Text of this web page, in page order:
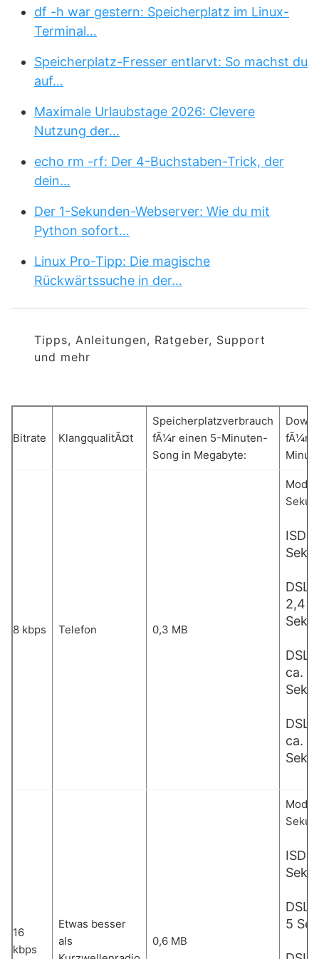
df -h war gestern: Speicherplatz im Linux-
Terminal…
Speicherplatz-Fresser entlarvt: So machst du
auf…
Maximale Urlaubstage 2026: Clevere
Nutzung der…
echo rm -rf: Der 4-Buchstaben-Trick, der
dein…
Der 1-Sekunden-Webserver: Wie du mit
Python sofort…
Linux Pro-Tipp: Die magische
Rückwärtssuche in der…
Tipps, Anleitungen, Ratgeber, Support
und mehr
Bitrate KlangqualitÃ¤t
Speicherplatzverbrauch
fÃ¼r einen 5-Minuten-
Song in Megabyte:
fÃ¼r
8 kbps Telefon 0,3 MB
DSL
2,4
DSL
ca.
DSL
ca.
16
kbps
Etwas besser
als
0,6 MB
DSL
5